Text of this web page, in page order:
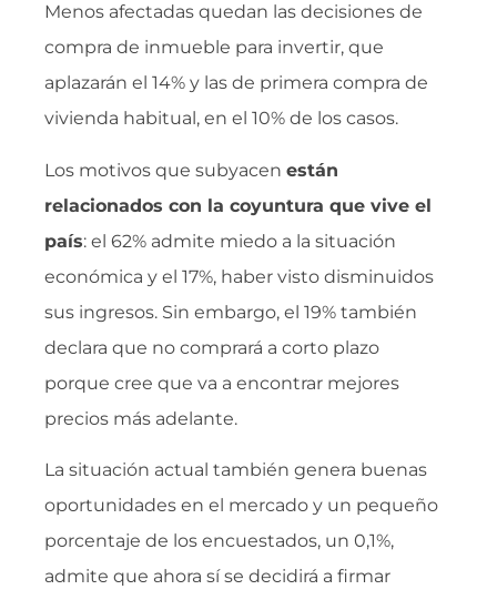
Menos afectadas quedan las decisiones de
compra de inmueble para invertir, que
aplazarán el 14% y las de primera compra de
vivienda habitual, en el 10% de los casos.
Los motivos que subyacen están
relacionados con la coyuntura que vive el
país: el 62% admite miedo a la situación
económica y el 17%, haber visto disminuidos
sus ingresos. Sin embargo, el 19% también
declara que no comprará a corto plazo
porque cree que va a encontrar mejores
precios más adelante.
La situación actual también genera buenas
oportunidades en el mercado y un pequeño
porcentaje de los encuestados, un 0,1%,
admite que ahora sí se decidirá a firmar